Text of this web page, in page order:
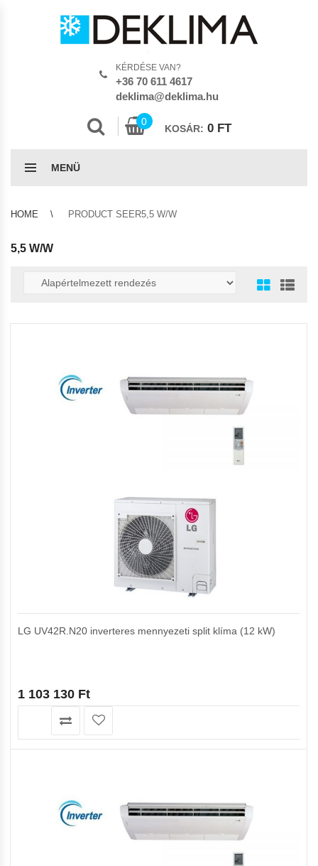
KÉRDÉSE VAN?
+36 70 611 4617
deklima@deklima.hu
0
KOSÁR: 0 FT
MENÜ
HOME PRODUCT SEER5,5 W/W
5,5 W/W
LG UV42R.N20 inverteres mennyezeti split klíma (12 kW)
1 103 130 Ft